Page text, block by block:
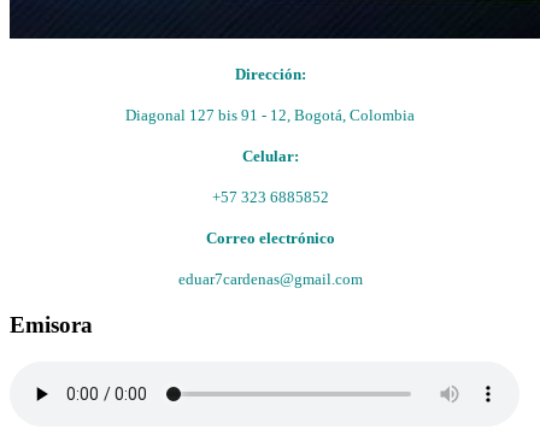
Dirección:
Diagonal 127 bis 91 - 12, Bogotá, Colombia
Celular:
+57 323 6885852
Correo electrónico
eduar7cardenas@gmail.com
Emisora